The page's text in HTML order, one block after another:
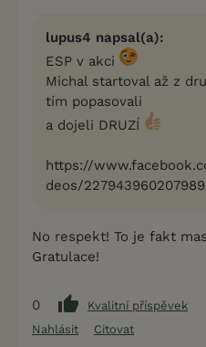
lupus4 napsal(a):
ESP v akci
Michal startoval až z
tím popasovali
a dojeli DRUZÍ
https://
deos/
No respekt! To je fakt
Gratulace!
0
Kvalitní příspěvek
Nahlásit
Citovat